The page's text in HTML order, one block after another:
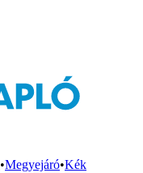
•Megyejáró•Kék